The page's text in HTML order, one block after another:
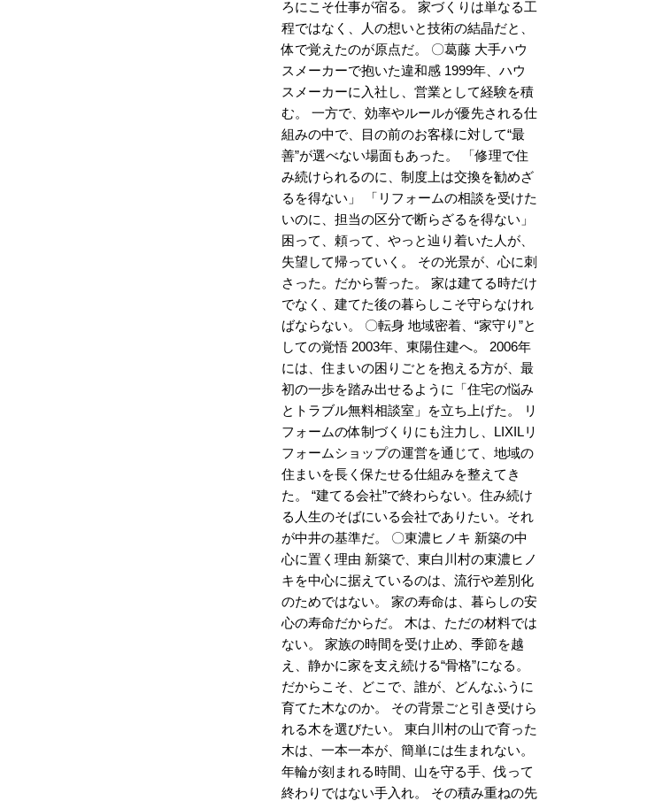
ろにこそ仕事が宿る。 家づくりは単なる工
程ではなく、人の想いと技術の結晶だと、
体で覚えたのが原点だ。 〇葛藤 大手ハウ
スメーカーで抱いた違和感 1999年、ハウ
スメーカーに入社し、営業として経験を積
む。 一方で、効率やルールが優先される仕
組みの中で、目の前のお客様に対して“最
善”が選べない場面もあった。 「修理で住
み続けられるのに、制度上は交換を勧めざ
るを得ない」 「リフォームの相談を受けた
いのに、担当の区分で断らざるを得ない」
困って、頼って、やっと辿り着いた人が、
失望して帰っていく。 その光景が、心に刺
さった。だから誓った。 家は建てる時だけ
でなく、建てた後の暮らしこそ守らなけれ
ばならない。 〇転身 地域密着、“家守り”と
しての覚悟 2003年、東陽住建へ。 2006年
には、住まいの困りごとを抱える方が、最
初の一歩を踏み出せるように「住宅の悩み
とトラブル無料相談室」を立ち上げた。 リ
フォームの体制づくりにも注力し、LIXILリ
フォームショップの運営を通じて、地域の
住まいを長く保たせる仕組みを整えてき
た。 “建てる会社”で終わらない。住み続け
る人生のそばにいる会社でありたい。それ
が中井の基準だ。 〇東濃ヒノキ 新築の中
心に置く理由 新築で、東白川村の東濃ヒノ
キを中心に据えているのは、流行や差別化
のためではない。 家の寿命は、暮らしの安
心の寿命だからだ。 木は、ただの材料では
ない。 家族の時間を受け止め、季節を越
え、静かに家を支え続ける“骨格”になる。
だからこそ、どこで、誰が、どんなふうに
育てた木なのか。 その背景ごと引き受けら
れる木を選びたい。 東白川村の山で育った
木は、一本一本が、簡単には生まれない。
年輪が刻まれる時間、山を守る手、伐って
終わりではない手入れ。 その積み重ねの先